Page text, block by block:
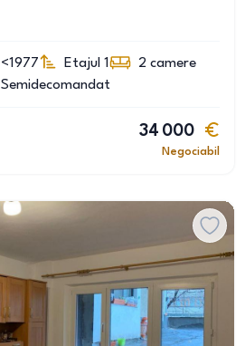
<1977 Etajul 1 2 camere
Semidecomandat
34 000
Negociabil